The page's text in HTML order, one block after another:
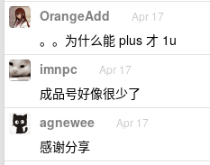
OrangeAdd Apr 17
。。为什么能 plus 才 1u
imnpc Apr 17
成品号好像很少了
agnewee Apr 17
感谢分享